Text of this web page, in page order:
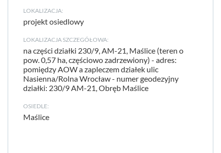
LOKALIZACJA:
projekt osiedlowy
LOKALIZACJA SZCZEGÓŁOWA:
na części działki 230/9, AM-21, Maślice (teren o
pow. 0,57 ha, częściowo zadrzewiony) - adres:
pomiędzy AOW a zapleczem działek ulic
Nasienna/Rolna Wrocław - numer geodezyjny
działki: 230/9 AM-21, Obręb Maślice
OSIEDLE:
Maślice